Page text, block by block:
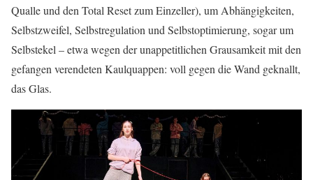
Qualle und den Total Reset zum Einzeller), um Abhängigkeiten,
Selbstzweifel, Selbstregulation und Selbstoptimierung, sogar um
Selbstekel – etwa wegen der unappetitlichen Grausamkeit mit den
gefangen verendeten Kaulquappen: voll gegen die Wand geknallt,
das Glas.